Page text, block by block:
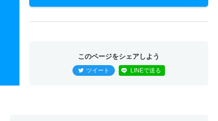
このページをシェアしよう
ツイート LINEで送る